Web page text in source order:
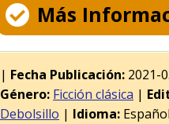
Más
| Fecha Publicación: 2021-
Género: Ficción clásica |
Debolsillo | Idioma: